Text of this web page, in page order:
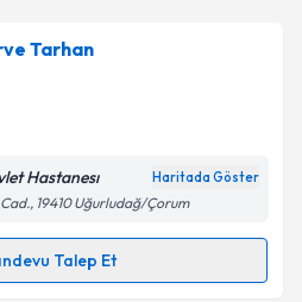
Talebini Gönder
takvimi talebi oluşturun.
almanız için bir takvim
ile bilgilendireceğiz.
işlenmesine ilişkin
ve kişisel verilerimin belirtilen
Tarhan
Hastanesı Haritada Göster
Cad., 19410 Uğurludağ/Çorum
Talep Et
Talebi